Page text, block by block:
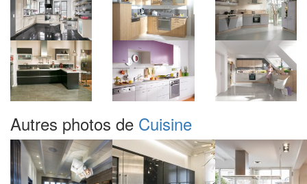
Autres photos de Cuisine